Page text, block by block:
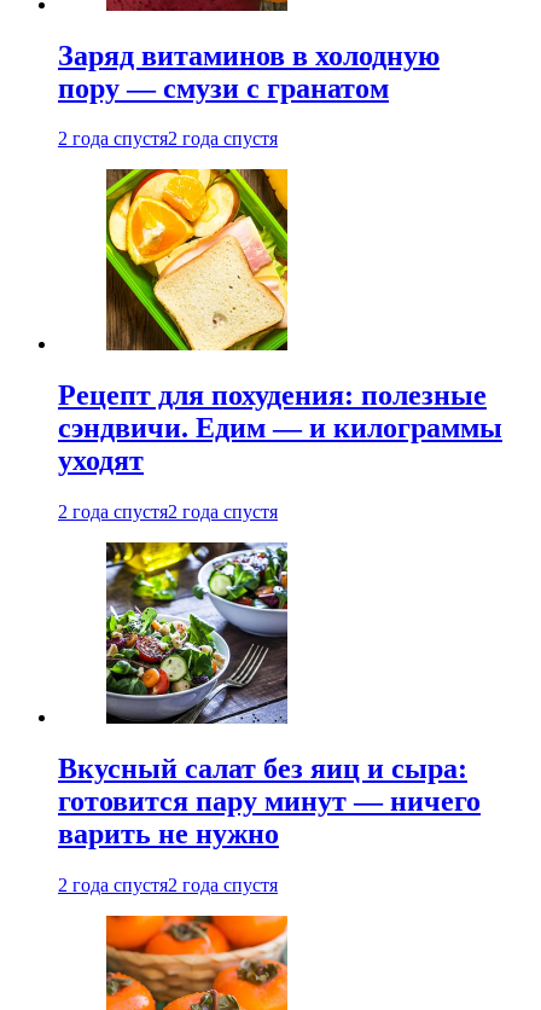
Заряд витаминов в холодную
пору — смузи с гранатом
2 года спустя2 года спустя
Рецепт для похудения: полезные
сэндвичи. Едим — и килограммы
уходят
2 года спустя2 года спустя
Вкусный салат без яиц и сыра:
готовится пару минут — ничего
варить не нужно
2 года спустя2 года спустя